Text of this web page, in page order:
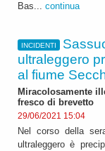
Bas... continua
INCIDENTI
ultraleggero
al fiume
Miracolosamente
fresco di brevetto
29/06/2021 15:04
Nel corso della
ultraleggero è